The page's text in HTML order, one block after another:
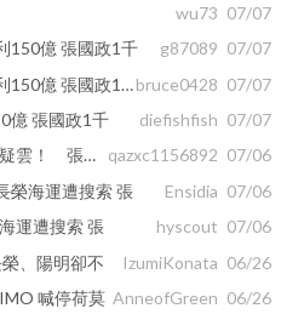
wu73 07/07
150億 張國政1千
g87089 07/07
Re: [新聞] 長榮海運爆內線交易獲利150億 張國政1千bruce0428 07/07
億 張國政1千
diefishfish 07/07
[新聞] 快訊／長榮海運爆內線交易疑雲！ 張國華
qazxc1156892 07/06
榮海運遭搜索 張
Ensidia 07/06
運遭搜索 張
hyscout 07/06
、陽明卻不
IzumiKonata 06/26
喊停荷莫 AnneofGreen 06/26